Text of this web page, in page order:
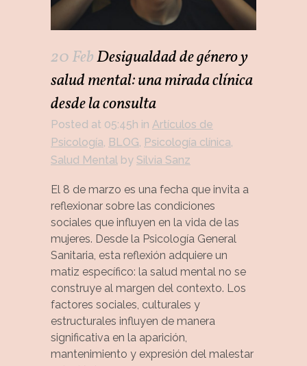
20 FebDesigualdad de género y
salud mental: una mirada clínica
desde la consulta
Posted at 05:45h in Artículos de
Psicología, BLOG, Psicología clínica,
Salud Mental by Silvia Sanz
El 8 de marzo es una fecha que invita a
reflexionar sobre las condiciones
sociales que influyen en la vida de las
mujeres. Desde la Psicología General
Sanitaria, esta reflexión adquiere un
matiz específico: la salud mental no se
construye al margen del contexto. Los
factores sociales, culturales y
estructurales influyen de manera
significativa en la aparición,
mantenimiento y expresión del malestar